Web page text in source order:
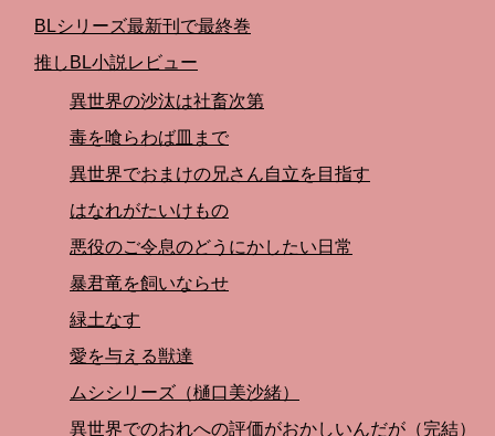
BLシリーズ最新刊で最終巻
推しBL小説レビュー
異世界の沙汰は社畜次第
毒を喰らわば皿まで
異世界でおまけの兄さん自立を目指す
はなれがたいけもの
悪役のご令息のどうにかしたい日常
暴君竜を飼いならせ
緑土なす
愛を与える獣達
ムシシリーズ（樋口美沙緒）
異世界でのおれへの評価がおかしいんだが（完結）